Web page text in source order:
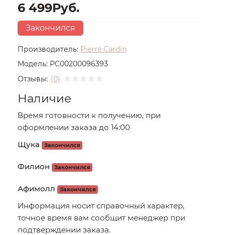
Производитель: Pierre Cardin
Модель: PC00200096393
Отзывы: (0)
6 499Руб.
Закончился
Наличие
Время готовности к получению, при
оформлении заказа до 14:00
Щука
Закончился
Филион Закончился
Афимолл Закончился
Информация носит справочный характер,
точное время вам сообщит менеджер при
подтверждении заказа.